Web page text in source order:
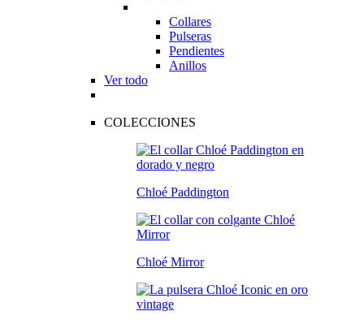
Collares
Pulseras
Pendientes
Anillos
Ver todo
COLECCIONES
Chloé Paddington
Chloé Mirror